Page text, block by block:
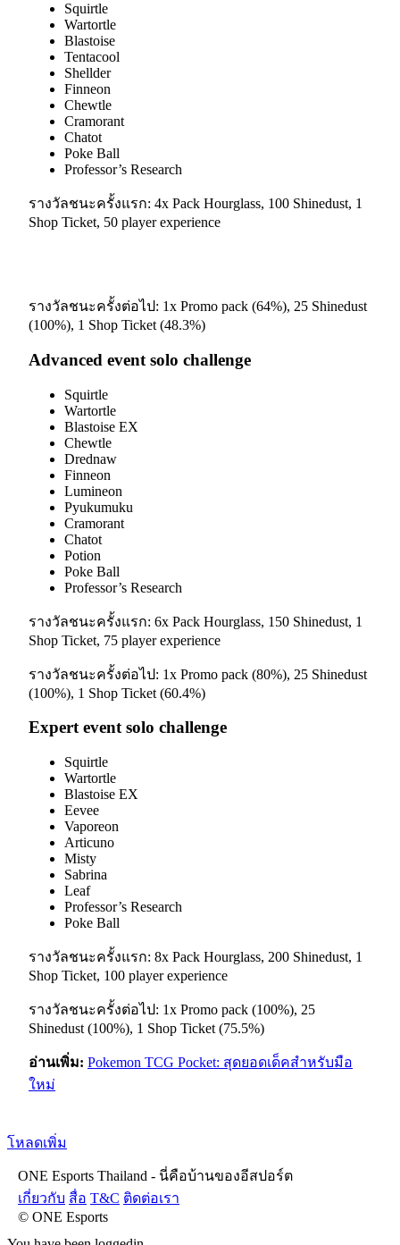
Squirtle
Wartortle
Blastoise
Tentacool
Shellder
Finneon
Chewtle
Cramorant
Chatot
Poke Ball
Professor’s Research
รางวัลชนะครั้งแรก: 4x Pack Hourglass, 100 Shinedust, 1
Shop Ticket, 50 player experience
รางวัลชนะครั้งต่อไป: 1x Promo pack (64%), 25 Shinedust
(100%), 1 Shop Ticket (48.3%)
Advanced event solo challenge
Squirtle
Wartortle
Blastoise EX
Chewtle
Drednaw
Finneon
Lumineon
Pyukumuku
Cramorant
Chatot
Potion
Poke Ball
Professor’s Research
รางวัลชนะครั้งแรก: 6x Pack Hourglass, 150 Shinedust, 1
Shop Ticket, 75 player experience
รางวัลชนะครั้งต่อไป: 1x Promo pack (80%), 25 Shinedust
(100%), 1 Shop Ticket (60.4%)
Expert event solo challenge
Squirtle
Wartortle
Blastoise EX
Eevee
Vaporeon
Articuno
Misty
Sabrina
Leaf
Professor’s Research
Poke Ball
รางวัลชนะครั้งแรก: 8x Pack Hourglass, 200 Shinedust, 1
Shop Ticket, 100 player experience
รางวัลชนะครั้งต่อไป: 1x Promo pack (100%), 25
Shinedust (100%), 1 Shop Ticket (75.5%)
อ่านเพิ่ม: Pokemon TCG Pocket: สุดยอดเด็คสำหรับมือ
ใหม่
โหลดเพิ่ม
ONE Esports Thailand - นี่คือบ้านของอีสปอร์ต
เกี่ยวกับ สื่อ T&C ติดต่อเรา
© ONE Esports